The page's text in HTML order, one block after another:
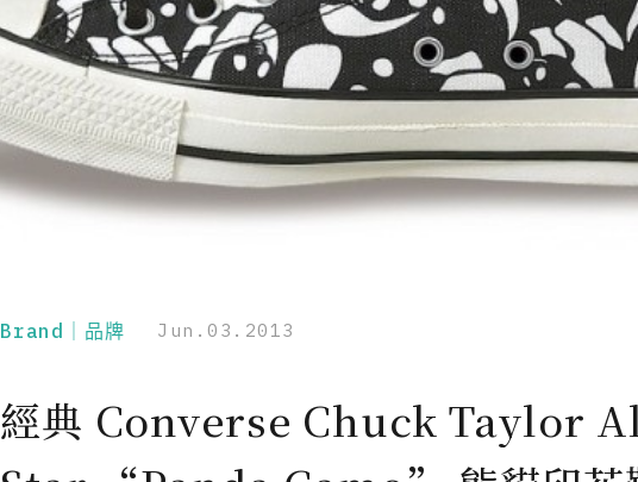
Brand｜品牌 Jun.03.2013
經典 Converse Chuck Taylor